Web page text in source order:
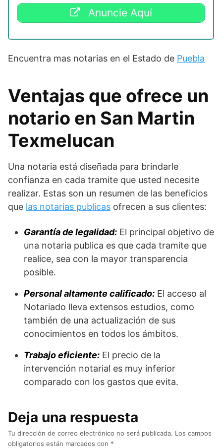
Anuncie Aquí
Encuentra mas notarias en el Estado de Puebla
Ventajas que ofrece un
notario en San Martin
Texmelucan
Una notaria está diseñada para brindarle
confianza en cada tramite que usted necesite
realizar. Estas son un resumen de las beneficios
que las notarias publicas ofrecen a sus clientes:
Garantía de legalidad: El principal objetivo de
una notaria publica es que cada tramite que
realice, sea con la mayor transparencia
posible.
Personal altamente calificado: El acceso al
Notariado lleva extensos estudios, como
también de una actualización de sus
conocimientos en todos los ámbitos.
Trabajo eficiente: El precio de la
intervención notarial es muy inferior
comparado con los gastos que evita.
Deja una respuesta
Tu dirección de correo electrónico no será publicada. Los campos
obligatorios están marcados con *